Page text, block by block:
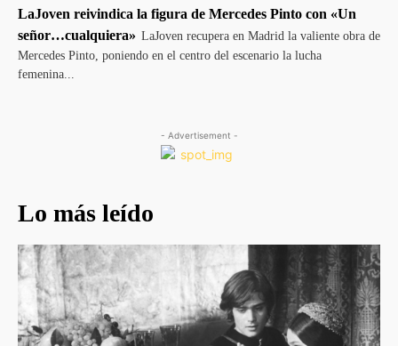
LaJoven reivindica la figura de Mercedes Pinto con «Un
señor…cualquiera» LaJoven recupera en Madrid la valiente obra de
Mercedes Pinto, poniendo en el centro del escenario la lucha
femenina...
- Advertisement -
Lo más leído